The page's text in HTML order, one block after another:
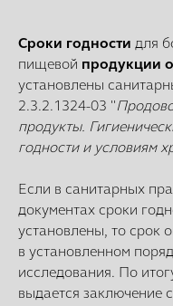
Сроки годности для
пищевой продукции
установлены
2.3.2.1324-03 "
продукты.
годности и условиям
Если в санитарных
документах сроки
установлены, то срок
в установленном
исследования. По
выдается заключение